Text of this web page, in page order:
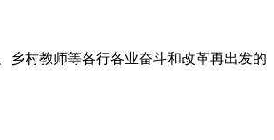
乡村教师等各行各业奋斗和改革再出发的